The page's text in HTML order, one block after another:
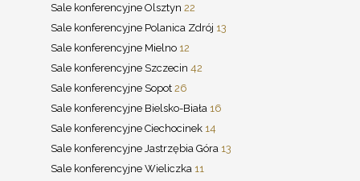
Sale konferencyjne Olsztyn 22
Sale konferencyjne Polanica Zdrój 13
Sale konferencyjne Mielno 12
Sale konferencyjne Szczecin 42
Sale konferencyjne Sopot 26
Sale konferencyjne Bielsko-Biała 16
Sale konferencyjne Ciechocinek 14
Sale konferencyjne Jastrzębia Góra 13
Sale konferencyjne Wieliczka 11